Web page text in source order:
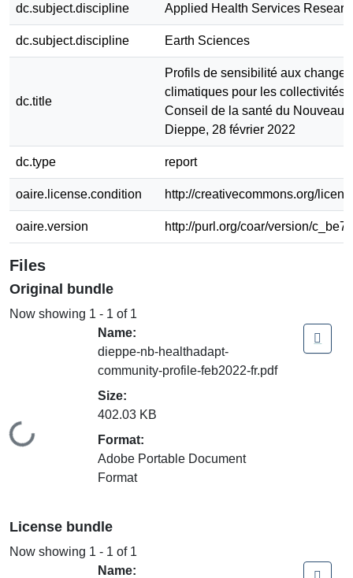
dc.subject.discipline Applied Health Services
dc.subject.discipline Earth Sciences
dc.title
Profils de sensibilité aux
climatiques pour les collectivités
Conseil de la santé du Nouveau-
Dieppe, 28 février 2022
dc.type report
oaire.license.condition http://creativecommons.org/
oaire.version http://purl.org/coar/version/
Files
Original bundle
Now showing 1 - 1 of 1
Loading...
Name:
dieppe-nb-healthadapt-
community-profile-feb2022-fr.pdf
Size:
402.03 KB
Format:
Adobe Portable Document
Format
License bundle
Now showing 1 - 1 of 1
Name: